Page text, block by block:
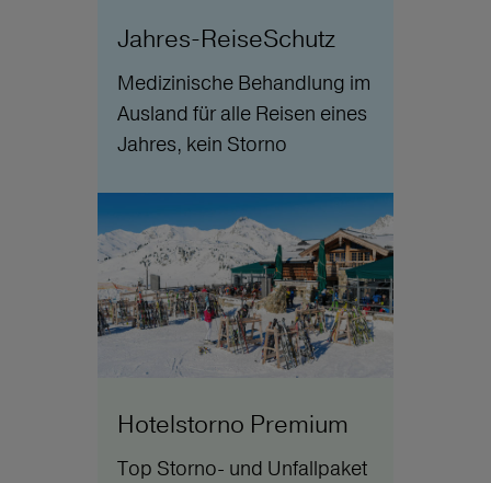
Jahres-ReiseSchutz
Medizinische Behandlung im
Ausland für alle Reisen eines
Jahres, kein Storno
Hotelstorno Premium
Top Storno- und Unfallpaket